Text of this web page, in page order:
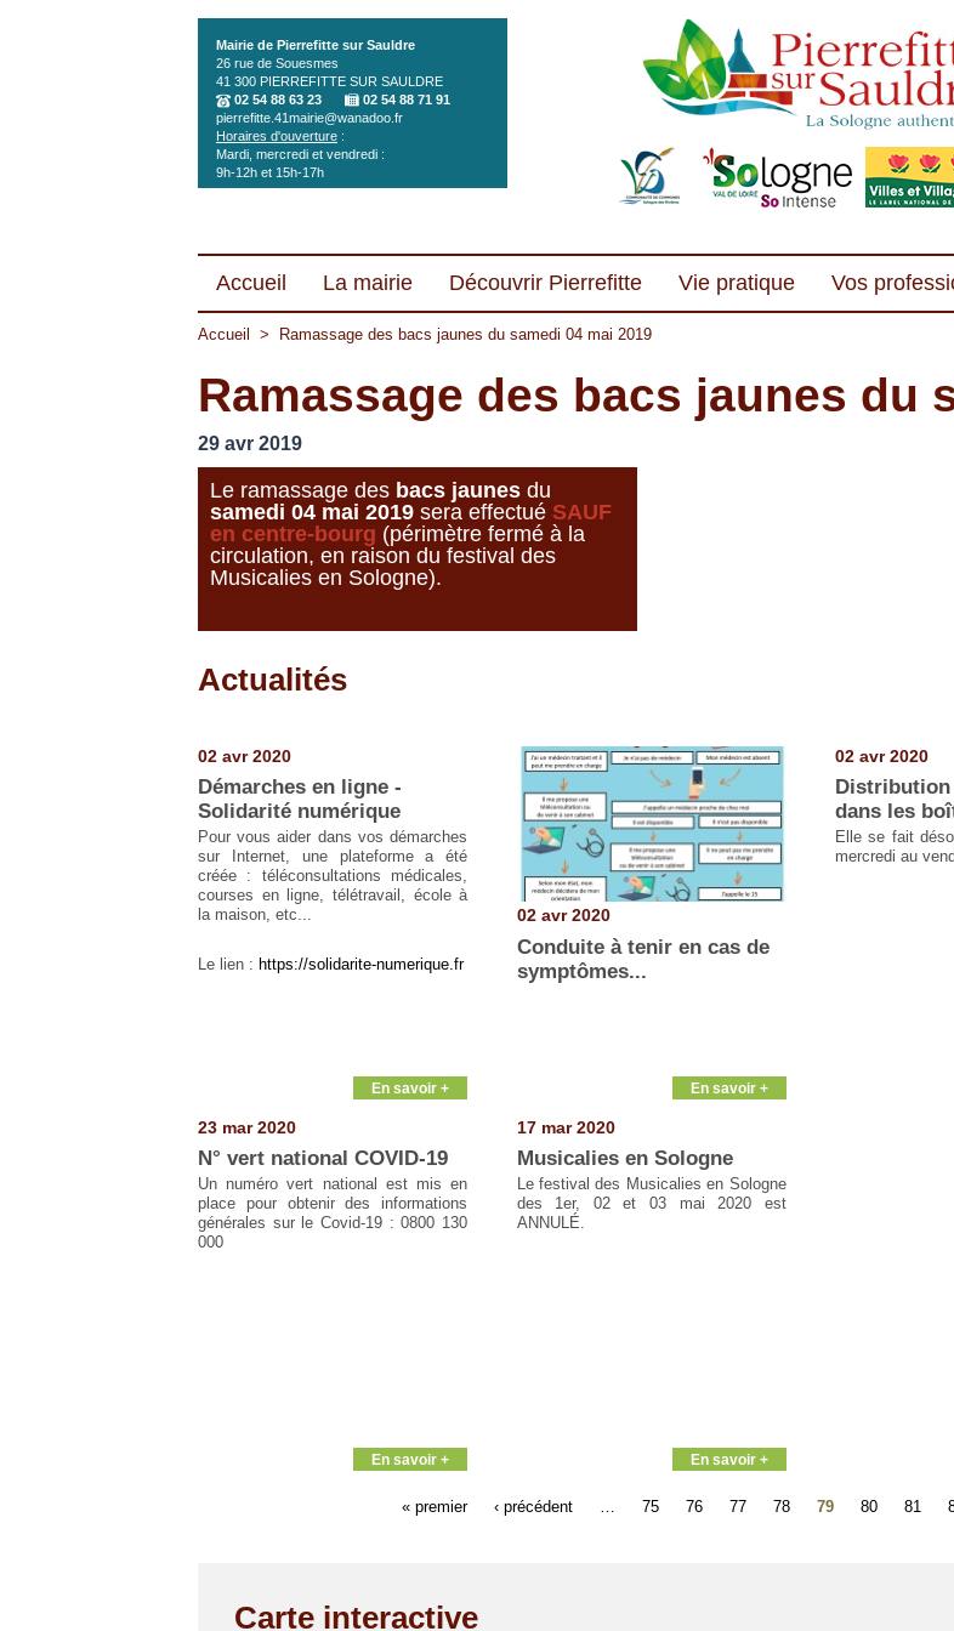
Mairie de Pierrefitte sur Sauldre
26 rue de Souesmes
41 300 PIERREFITTE SUR SAULDRE
02 54 88 63 23
02 54 88 71 91
pierrefitte.41mairie@wanadoo.fr
Horaires d'ouverture :
Mardi, mercredi et vendredi :
9h-12h et 15h-17h
Accueil La mairie Découvrir Pierrefitte Vie pratique Vos
Accueil > Ramassage des bacs jaunes du samedi 04 mai 2019
Ramassage des bacs jaunes du
29 avr 2019
Le ramassage des bacs jaunes du
samedi 04 mai 2019 sera effectué SAUF
en centre-bourg (périmètre fermé à la
circulation, en raison du festival des
Musicalies en Sologne).
Actualités
02 avr 2020
Démarches en ligne -
Solidarité numérique
Pour vous aider dans vos démarches
sur Internet, une plateforme a été
créée : téléconsultations médicales,
courses en ligne, télétravail, école à
la maison, etc...
Le lien : https://solidarite-numerique.fr
En savoir +
02 avr 2020
Conduite à tenir en cas de
symptômes...
En savoir +
02 avr 2020
dans les
Elle se fait
mercredi au
23 mar 2020
N° vert national COVID-19
Un numéro vert national est mis en
place pour obtenir des informations
générales sur le Covid-19 : 0800 130
000
En savoir +
17 mar 2020
Musicalies en Sologne
Le festival des Musicalies en Sologne
des 1er, 02 et 03 mai 2020 est
ANNULÉ.
En savoir +
Pages
« premier ‹ précédent 75 76 77 78 79 80 81
Carte interactive